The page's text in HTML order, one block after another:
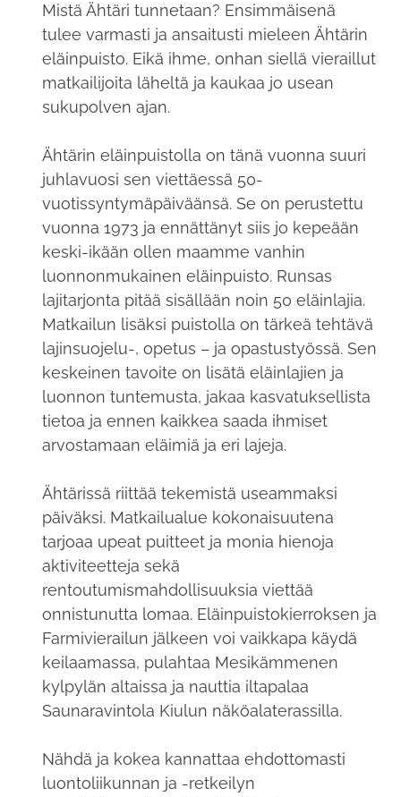
Mistä Ähtäri tunnetaan? Ensimmäisenä
tulee varmasti ja ansaitusti mieleen Ähtärin
eläinpuisto. Eikä ihme, onhan siellä vieraillut
matkailijoita läheltä ja kaukaa jo usean
sukupolven ajan.
Ähtärin eläinpuistolla on tänä vuonna suuri
juhlavuosi sen viettäessä 50-
vuotissyntymäpäiväänsä. Se on perustettu
vuonna 1973 ja ennättänyt siis jo kepeään
keski-ikään ollen maamme vanhin
luonnonmukainen eläinpuisto. Runsas
lajitarjonta pitää sisällään noin 50 eläinlajia.
Matkailun lisäksi puistolla on tärkeä tehtävä
lajinsuojelu-, opetus – ja opastustyössä. Sen
keskeinen tavoite on lisätä eläinlajien ja
luonnon tuntemusta, jakaa kasvatuksellista
tietoa ja ennen kaikkea saada ihmiset
arvostamaan eläimiä ja eri lajeja.
Ähtärissä riittää tekemistä useammaksi
päiväksi. Matkailualue kokonaisuutena
tarjoaa upeat puitteet ja monia hienoja
aktiviteetteja sekä
rentoutumismahdollisuuksia viettää
onnistunutta lomaa. Eläinpuistokierroksen ja
Farmivierailun jälkeen voi vaikkapa käydä
keilaamassa, pulahtaa Mesikämmenen
kylpylän altaissa ja nauttia iltapalaa
Saunaravintola Kiulun näköalaterassilla.
Nähdä ja kokea kannattaa ehdottomasti
luontoliikunnan ja -retkeilyn